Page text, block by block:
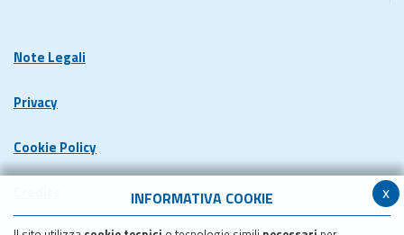
x
INFORMATIVA COOKIE
Note Legali
Privacy
Cookie Policy